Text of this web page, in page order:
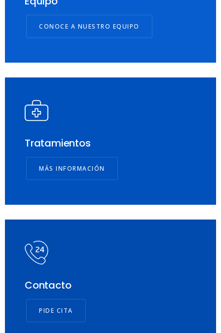
CONOCE A NUESTRO EQUIPO
Tratamientos
MÁS INFORMACIÓN
Contacto
PIDE CITA